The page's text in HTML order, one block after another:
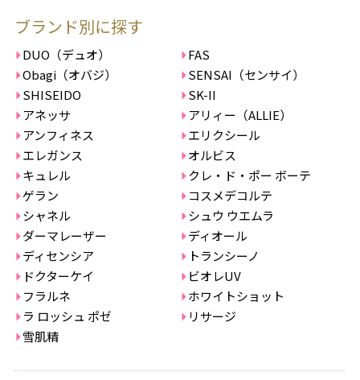
ブランド別に探す
DUO（デュオ）
FAS
Obagi（オバジ）
SENSAI（センサイ）
SHISEIDO
SK-II
アネッサ
アリィー（ALLIE）
アンフィネス
エリクシール
エレガンス
オルビス
キュレル
クレ・ド・ポー ボーテ
ゲラン
コスメデコルテ
シャネル
シュウ ウエムラ
ダーマレーザー
ディオール
ディセンシア
トランシーノ
ドクターケイ
ビオレUV
フラルネ
ホワイトショット
ラ ロッシュ ポゼ
リサージ
雪肌精